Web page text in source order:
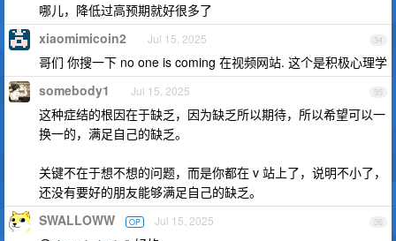
哪儿，降低过高预期就好很多了
34
xiaomimicoin2 Jul 15, 2025
哥们 你搜一下 no one is coming 在视频网站. 这个是积极心理学
35
somebody1 Jul 15, 2025
这种症结的根因在于缺乏，因为缺乏所以期待，所以希望可以一
换一的，满足自己的缺乏。
关键不在于想不想的问题，而是你都在 v 站上了，说明不小了，
还没有要好的朋友能够满足自己的缺乏。
36
SWALLOWW OP Jul 15, 2025